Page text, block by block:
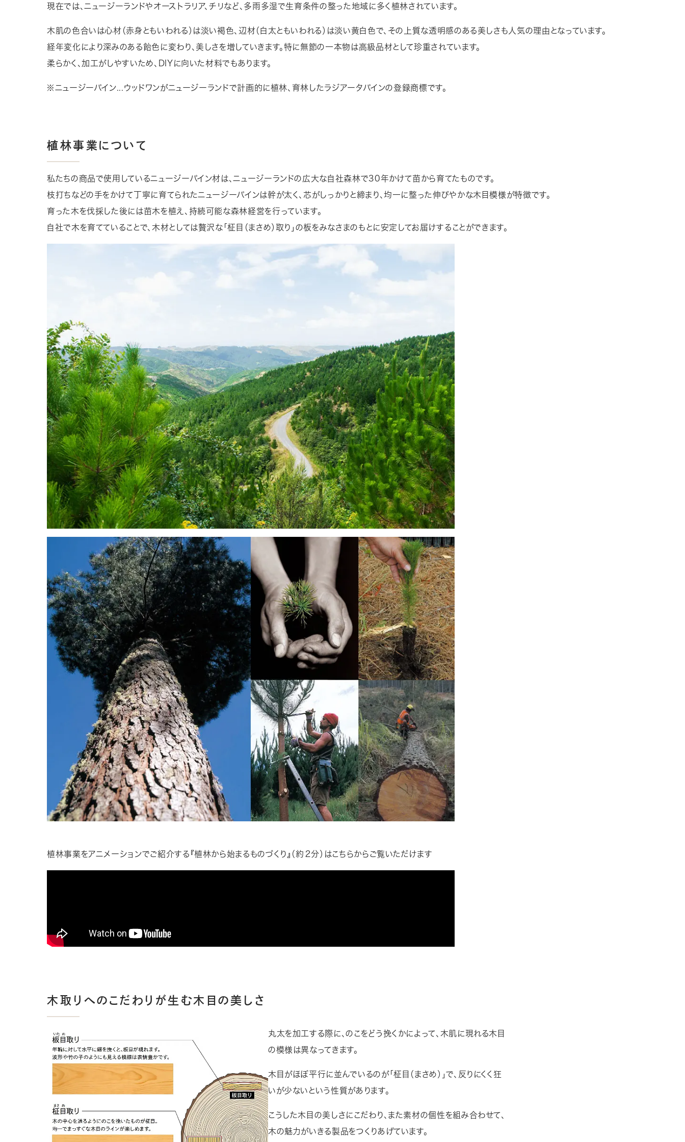
現在では、ニュージーランドやオーストラリア、チリなど、多雨多湿で生育条件の整った地域に多く植林されています。
木肌の色合いは心材（赤身ともいわれる）は淡い褐色、辺材（白太ともいわれる）は淡い黄白色で、その上質な透明感のある美しさも人気の理由となっています。
経年変化により深みのある飴色に変わり、美しさを増していきます。特に無節の一本物は高級品材として珍重されています。
柔らかく、加工がしやすいため、DIYに向いた材料でもあります。
※ニュージーパイン...ウッドワンがニュージーランドで計画的に植林、育林したラジアータパインの登録商標です。
植林事業について
私たちの商品で使用しているニュージーパイン材は、ニュージーランドの広大な自社森林で30年かけて苗から育てたものです。
枝打ちなどの手をかけて丁寧に育てられたニュージーパインは幹が太く、芯がしっかりと締まり、均一に整った伸びやかな木目模様が特徴です。
育った木を伐採した後には苗木を植え、持続可能な森林経営を行っています。
自社で木を育てていることで、木材としては贅沢な「柾目（まさめ）取り」の板をみなさまのもとに安定してお届けすることができます。
植林事業をアニメーションでご紹介する『植林から始まるものづくり』（約２分）はこちらからご覧いただけます
木取りへのこだわりが生む木目の美しさ
丸太を加工する際に、のこをどう挽くかによって、木肌に現れる木目
の模様は異なってきます。
木目がほぼ平行に並んでいるのが「柾目（まさめ）」で、反りにくく狂
いが少ないという性質があります。
こうした木目の美しさにこだわり、また素材の個性を組み合わせて、
木の魅力がいきる製品をつくりあげています。